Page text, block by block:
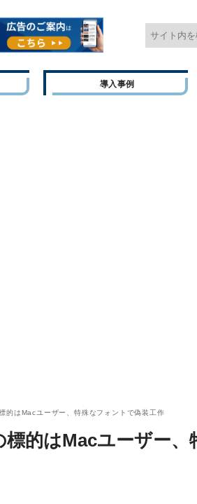
導入事例
的はMacユーザー、特殊なフォントで偽装工作
的はMacユーザー、